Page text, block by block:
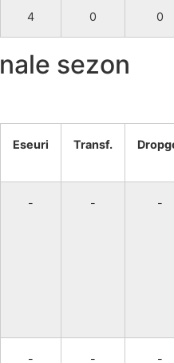
4 0 0
sezon
Eseuri Transf.
- - -
- - -